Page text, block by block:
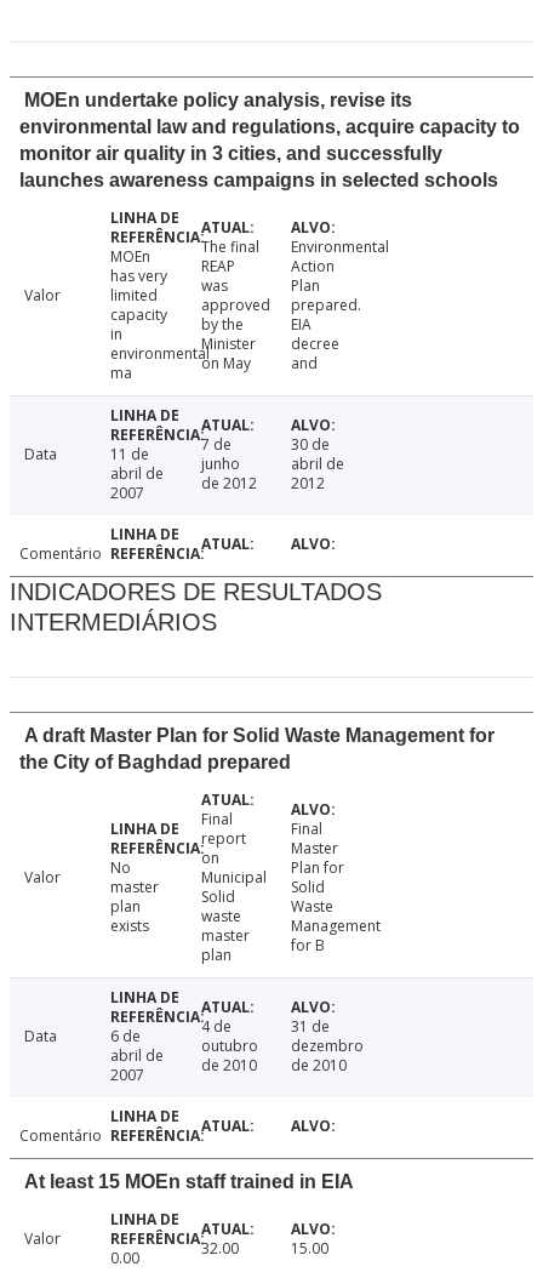
MOEn undertake policy analysis, revise its
environmental law and regulations, acquire capacity to
monitor air quality in 3 cities, and successfully
launches awareness campaigns in selected schools
Valor
MOEn
has very
limited
capacity
in
environmental
ma
The final
REAP
was
approved
by the
Minister
on May
Environmental
Action
Plan
prepared.
EIA
decree
and
Data
11 de
abril de
2007
7 de
junho
de 2012
30 de
abril de
2012
Comentário
INDICADORES DE RESULTADOS
INTERMEDIÁRIOS
A draft Master Plan for Solid Waste Management for
the City of Baghdad prepared
Valor
No
master
plan
exists
Final
report
on
Municipal
Solid
waste
master
plan
Final
Master
Plan for
Solid
Waste
Management
for B
Data
6 de
abril de
2007
4 de
outubro
de 2010
31 de
dezembro
de 2010
Comentário
At least 15 MOEn staff trained in EIA
Valor
0.00
32.00 15.00